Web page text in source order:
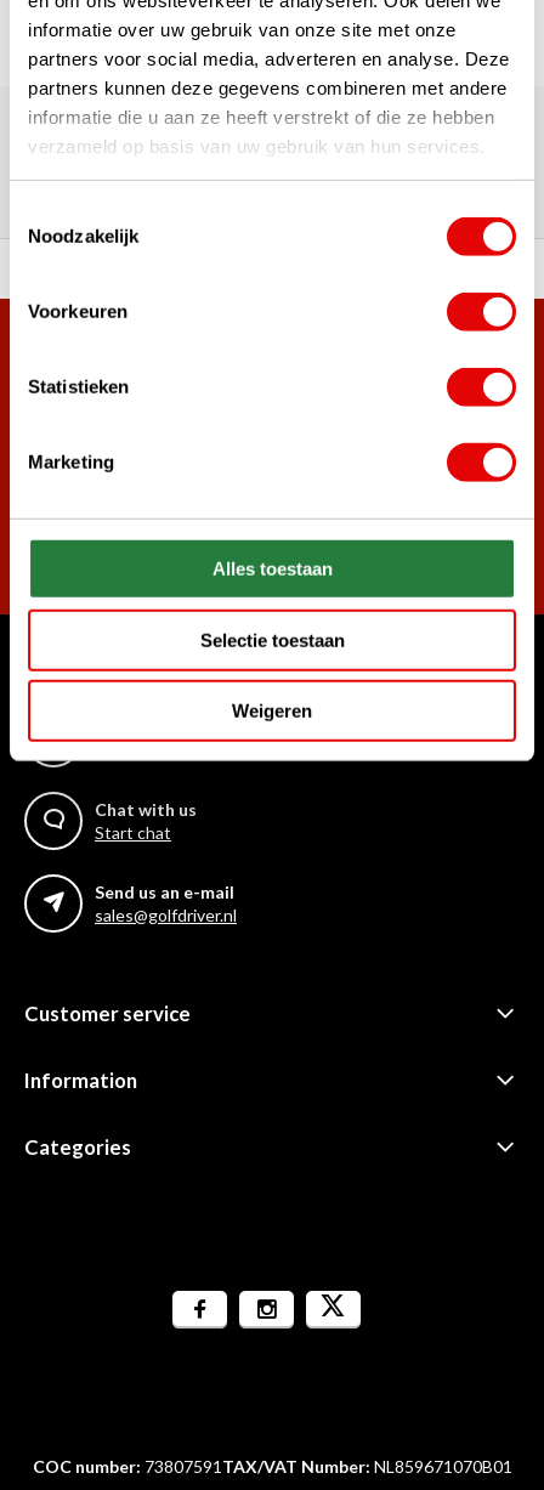
informatie over uw gebruik van onze site met onze
partners voor social media, adverteren en analyse. Deze
partners kunnen deze gegevens combineren met andere
informatie die u aan ze heeft verstrekt of die ze hebben
verzameld op basis van uw gebruik van hun services.
Noodzakelijk
Voorkeuren
Statistieken
Marketing
Alles toestaan
Selectie toestaan
Weigeren
180,000+ Customers | 5,000+ Reviews | Trusted Shops,
TrustPilot, Google
Reviews: What our customers
Sign up for the newsletter and never miss out on the best
Can we help?
Chat with us
Start chat
Send us an e-mail
sales@golfdriver.nl
Customer service
Information
Categories
COC number: 73807591 TAX/VAT Number: NL859671070B01